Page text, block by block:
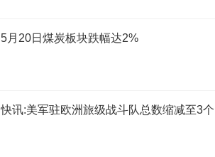
5月20日煤炭板块跌幅达2%
快讯:美军驻欧洲旅级战斗队总数缩减至3个